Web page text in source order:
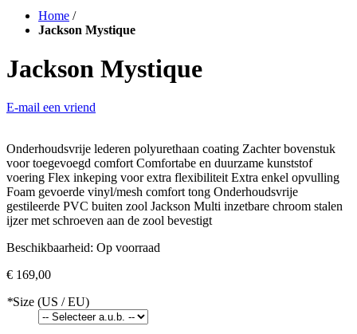
Home /
Jackson Mystique
Jackson Mystique
E-mail een vriend
Onderhoudsvrije lederen polyurethaan coating Zachter bovenstuk
voor toegevoegd comfort Comfortabe en duurzame kunststof
voering Flex inkeping voor extra flexibiliteit Extra enkel opvulling
Foam gevoerde vinyl/mesh comfort tong Onderhoudsvrije
gestileerde PVC buiten zool Jackson Multi inzetbare chroom stalen
ijzer met schroeven aan de zool bevestigt
Beschikbaarheid: Op voorraad
€ 169,00
*Size (US / EU)